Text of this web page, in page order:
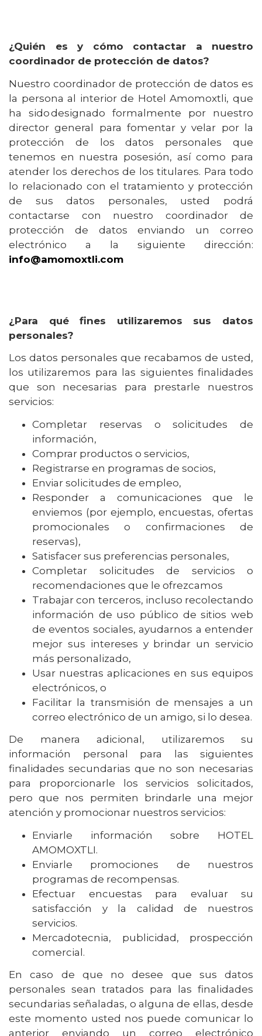
¿Quién es y cómo contactar a nuestro
coordinador de protección de datos?
Nuestro coordinador de protección de datos es
la persona al interior de Hotel Amomoxtli, que
ha sido designado formalmente por nuestro
director general para fomentar y velar por la
protección de los datos personales que
tenemos en nuestra posesión, así como para
atender los derechos de los titulares. Para todo
lo relacionado con el tratamiento y protección
de sus datos personales, usted podrá
contactarse con nuestro coordinador de
protección de datos enviando un correo
electrónico a la siguiente dirección:
info@amomoxtli.com
¿Para qué fines utilizaremos sus datos
personales?
Los datos personales que recabamos de usted,
los utilizaremos para las siguientes finalidades
que son necesarias para prestarle nuestros
servicios:
Completar reservas o solicitudes de
información,
Comprar productos o servicios,
Registrarse en programas de socios,
Enviar solicitudes de empleo,
Responder a comunicaciones que le
enviemos (por ejemplo, encuestas, ofertas
promocionales o confirmaciones de
reservas),
Satisfacer sus preferencias personales,
Completar solicitudes de servicios o
recomendaciones que le ofrezcamos
Trabajar con terceros, incluso recolectando
información de uso público de sitios web
de eventos sociales, ayudarnos a entender
mejor sus intereses y brindar un servicio
más personalizado,
Usar nuestras aplicaciones en sus equipos
electrónicos, o
Facilitar la transmisión de mensajes a un
correo electrónico de un amigo, si lo desea.
De manera adicional, utilizaremos su
información personal para las siguientes
finalidades secundarias que no son necesarias
para proporcionarle los servicios solicitados,
pero que nos permiten brindarle una mejor
atención y promocionar nuestros servicios:
Enviarle información sobre HOTEL
AMOMOXTLI.
Enviarle promociones de nuestros
programas de recompensas.
Efectuar encuestas para evaluar su
satisfacción y la calidad de nuestros
servicios.
Mercadotecnia, publicidad, prospección
comercial.
En caso de que no desee que sus datos
personales sean tratados para las finalidades
secundarias señaladas, o alguna de ellas, desde
este momento usted nos puede comunicar lo
anterior enviando un correo electrónico